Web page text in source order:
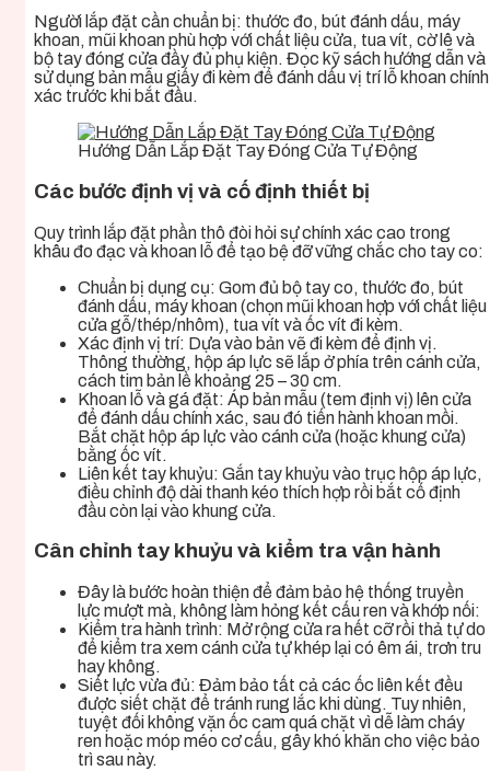
Người lắp đặt cần chuẩn bị: thước đo, bút đánh dấu, máy
khoan, mũi khoan phù hợp với chất liệu cửa, tua vít, cờ lê và
bộ tay đóng cửa đầy đủ phụ kiện. Đọc kỹ sách hướng dẫn và
sử dụng bản mẫu giấy đi kèm để đánh dấu vị trí lỗ khoan chính
xác trước khi bắt đầu.
Hướng Dẫn Lắp Đặt Tay Đóng Cửa Tự Động
Các bước định vị và cố định thiết bị
Quy trình lắp đặt phần thô đòi hỏi sự chính xác cao trong
khâu đo đạc và khoan lỗ để tạo bệ đỡ vững chắc cho tay co:
Chuẩn bị dụng cụ: Gom đủ bộ tay co, thước đo, bút
đánh dấu, máy khoan (chọn mũi khoan hợp với chất liệu
cửa gỗ/thép/nhôm), tua vít và ốc vít đi kèm.
Xác định vị trí: Dựa vào bản vẽ đi kèm để định vị.
Thông thường, hộp áp lực sẽ lắp ở phía trên cánh cửa,
cách tim bản lề khoảng 25 – 30 cm.
Khoan lỗ và gá đặt: Áp bản mẫu (tem định vị) lên cửa
để đánh dấu chính xác, sau đó tiến hành khoan mồi.
Bắt chặt hộp áp lực vào cánh cửa (hoặc khung cửa)
bằng ốc vít.
Liên kết tay khuỷu: Gắn tay khuỷu vào trục hộp áp lực,
điều chỉnh độ dài thanh kéo thích hợp rồi bắt cố định
đầu còn lại vào khung cửa.
Cân chỉnh tay khuỷu và kiểm tra vận hành
Đây là bước hoàn thiện để đảm bảo hệ thống truyền
lực mượt mà, không làm hỏng kết cấu ren và khớp nối:
Kiểm tra hành trình: Mở rộng cửa ra hết cỡ rồi thả tự do
để kiểm tra xem cánh cửa tự khép lại có êm ái, trơn tru
hay không.
Siết lực vừa đủ: Đảm bảo tất cả các ốc liên kết đều
được siết chặt để tránh rung lắc khi dùng. Tuy nhiên,
tuyệt đối không vặn ốc cam quá chặt vì dễ làm cháy
ren hoặc móp méo cơ cấu, gây khó khăn cho việc bảo
trì sau này.